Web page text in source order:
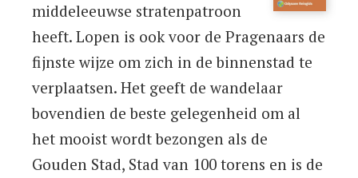
middeleeuwse stratenpatroon
heeft. Lopen is ook voor de Pragenaars de
fijnste wijze om zich in de binnenstad te
verplaatsen. Het geeft de wandelaar
bovendien de beste gelegenheid om al
het mooist wordt bezongen als de
Gouden Stad, Stad van 100 torens en is de